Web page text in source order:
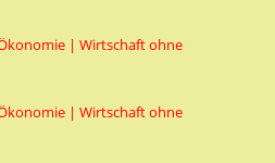
| Wirtschaft ohne
| Wirtschaft ohne